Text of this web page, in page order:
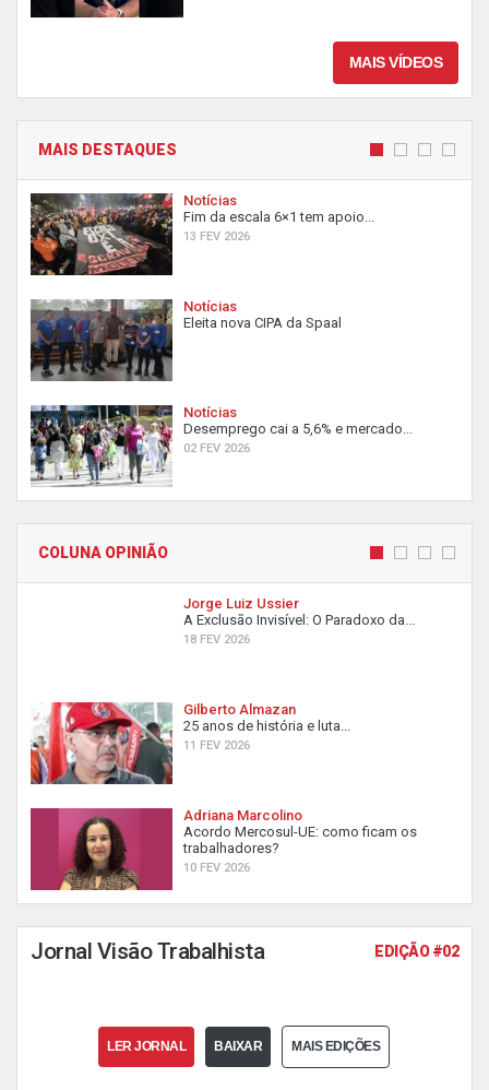
MAIS VÍDEOS
MAIS DESTAQUES
Notícias
Fim da escala 6×1 tem apoio...
13 FEV 2026
Notícias
Eleita nova CIPA da Spaal
Notícias
Desemprego cai a 5,6% e mercado...
02 FEV 2026
COLUNA OPINIÃO
Jorge Luiz Ussier
A Exclusão Invisível: O Paradoxo da...
18 FEV 2026
Gilberto Almazan
25 anos de história e luta...
11 FEV 2026
Adriana Marcolino
Acordo Mercosul-UE: como ficam os
trabalhadores?
10 FEV 2026
Jornal Visão Trabalhista EDIÇÃO #02
LER JORNAL BAIXAR MAIS EDIÇÕES